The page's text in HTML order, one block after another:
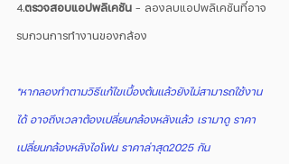
4.ตรวจสอบแอปพลิเคชัน – ลองลบแอปพลิเคชันที่อาจ
รบกวนการทำงานของกล้อง
*หากลองทำตามวิธีแก้ไขเบื้องต้นแล้วยังไม่สามารถใช้งาน
ได้ อาจถึงเวลาต้องเปลี่ยนกล้องหลังแล้ว เรามาดู ราคา
เปลี่ยนกล้องหลังไอโฟน ราคาล่าสุด2025 กัน